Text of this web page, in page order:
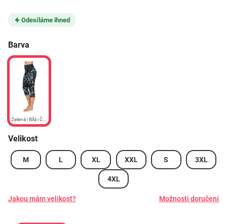
Odesíláme ihned
Barva
Velikost
M L XL XXL S 3XL
4XL
Jakou mám velikost? Možnosti doručení